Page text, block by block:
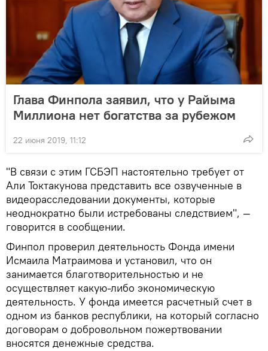
Глава Финпола заявил, что у Райыма
Миллиона нет богатства за рубежом
22 июня 2019, 11:12
"В связи с этим ГСБЭП настоятельно требует от
Али Токтакунова представить все озвученные в
видеорасследовании документы, которые
неоднократно были истребованы следствием", —
говорится в сообщении.
Финпол проверил деятельность Фонда имени
Исмаила Матраимова и установил, что он
занимается благотворительностью и не
осуществляет какую-либо экономическую
деятельность. У фонда имеется расчетный счет в
одном из банков республики, на который согласно
договорам о добровольном пожертвовании
вносятся денежные средства.